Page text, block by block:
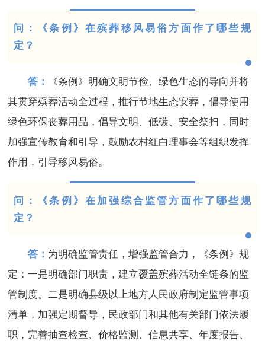
问：《条例》在殡葬移风易俗方面作了哪些规
定？
答：
《条例》明确文明节俭、绿色生态的导向并将
其贯穿殡葬活动全过程，推行节地生态安葬，倡导使用
绿色环保丧葬用品，倡导文明、低碳、安全祭扫，同时
加强宣传教育和引导，鼓励农村红白理事会等组织发挥
作用，引导移风易俗。
问：《条例》在加强综合监管方面作了哪些规
定？
答： 为明确监管责任，增强监管合力，《条例》规
定：一是明确部门职责，建立覆盖殡葬活动全链条的监
管制度。二是明确县级以上地方人民政府制定监管事项
清单，加强定期督导，民政部门和其他有关部门依法履
职，完善抽查检查、价格监测、信息共享、年度报告、